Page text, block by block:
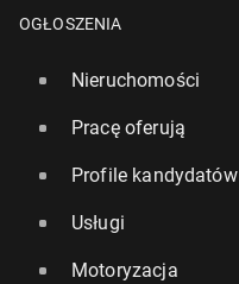
OGŁOSZENIA
Nieruchomości
Pracę oferują
Profile kandydatów
Usługi
Motoryzacja